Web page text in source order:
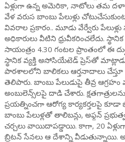
ఏళ్లుగా ఉన్న అమెరికా, నాటోలు తమ
వేళ వరుస బాంబు పేలుళ్లు
వివరాల ప్రకారం.. మూడు వేర్వేరు
అధికారులు వీటిని ధ్రువీకరించలేదు.
సాయంత్రం 4.30 గంటల ప్రాంతంలో ఈ
స్థానిక వ్యక్తి అసోసియేటెడ్ ప్రెస్‌తో
పాఠశాలలోని బాలికలు ఆర్తనాదాలు చేస్తూ
తెలిపారు. బాంబు పేలుడుపై తీవ్ర ఆగ్రహం
అంబులెన్స్‌లపై దాడి చేశారు.
ప్రయత్నించగా ఆరోగ్య కార్యకర్తలపై
బాంబు పేలుళ్లతో తాలిబన్లు, అఫ్గన్
చర్చలు వాయిదాపడ్డాయి. కాగా, 20
బ్రిటన్ సేనలు ఆ దేశాన్ని వీడుతున్నాయి.